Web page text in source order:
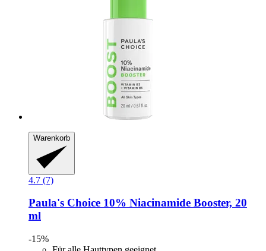
Warenkorb
4.7 (7)
Paula's Choice 10% Niacinamide Booster, 20
ml
-15%